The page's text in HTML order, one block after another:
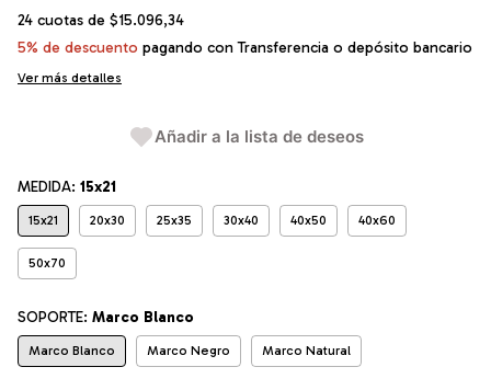
24 cuotas de $15.096,34
5% de descuento pagando con Transferencia o depósito bancario
Ver más detalles
Añadir a la lista de deseos
MEDIDA: 15x21
15x21 20x30 25x35 30x40 40x50 40x60
50x70
SOPORTE: Marco Blanco
Marco Blanco Marco Negro Marco Natural